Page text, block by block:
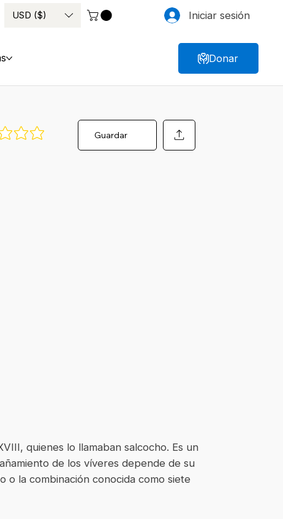
USD ($) Iniciar sesión
Donar
quienes lo llamaban salcocho. Es un
de los víveres depende de su
o la combinación conocida como siete
hay calificacionesGuardar